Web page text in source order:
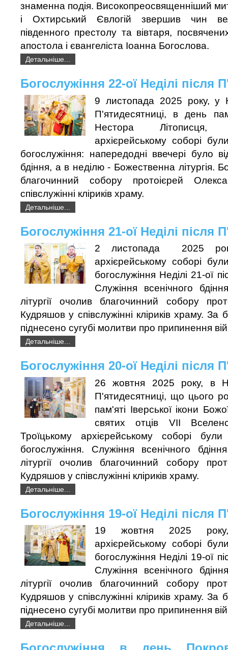
знаменна подія. Високопреосвященніший
і Охтирський Євлогій звершив чин
південного престолу та вівтаря,
апостола і євангеліста Іоанна Богослова.
Детальніше...
Богослужіння 22-ої Неділі після
9 листопада 2025 року, у
П'ятидесятниці, в день
Нестора
архієрейському соборі
богослужіння: напередодні ввечері було
бдіння, а в неділю - Божественна літургія.
благочинний собору протоієрей
співслужінні кліриків храму.
Детальніше...
Богослужіння 21-ої Неділі після
2 листопада 2025
архієрейському соборі
богослужіння Неділі 21-ої
Служіння всенічного
літургії очолив благочинний собору
Кудряшов у співслужінні кліриків храму. За
піднесено сугубі молитви про припинення
Детальніше...
Богослужіння 20-ої Неділі після
26 жовтня 2025 року, в
П'ятидесятниці, що цього
пам'яті Iверської ікони
святих отців VII
Троїцькому архієрейському соборі були
богослужіння. Служіння всенічного
літургії очолив благочинний собору
Кудряшов у співслужінні кліриків храму.
Детальніше...
Богослужіння 19-ої Неділі після
19 жовтня 2025
архієрейському соборі
богослужіння Неділі 19-ої
Служіння всенічного
літургії очолив благочинний собору
Кудряшов у співслужінні кліриків храму. За
піднесено сугубі молитви про припинення
Детальніше...